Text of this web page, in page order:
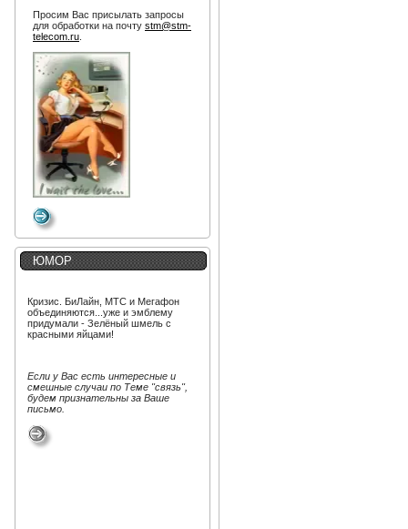
Просим Вас присылать запросы
для обработки на почту stm@stm-
telecom.ru
ЮМОР
Кризис. БиЛайн, МТС и Мегафон
объеди​няются​...уже и эмблему
придумали - Зелёный шмель с
красными яйцами!
Если у Вас есть интересные и
смешные случаи по Теме "связь",
будем признательны за Ваше
письмо.